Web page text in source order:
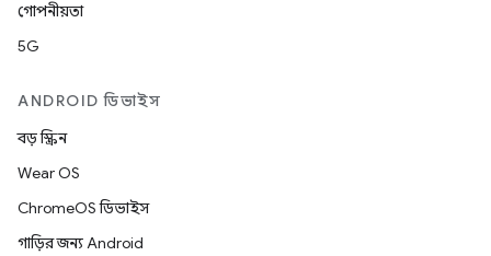
গোপনীয়তা
5G
ANDROID ডিভাইস
বড় স্ক্রিন
Wear OS
ChromeOS ডিভাইস
গাড়ির জন্য Android